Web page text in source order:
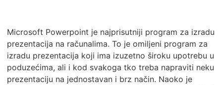
Microsoft Powerpoint je najprisutniji program za izradu
prezentacija na računalima. To je omiljeni program za
izradu prezentacija koji ima izuzetno široku upotrebu u
poduzećima, ali i kod svakoga tko treba napraviti neku
prezentaciju na jednostavan i brz način. Naoko je